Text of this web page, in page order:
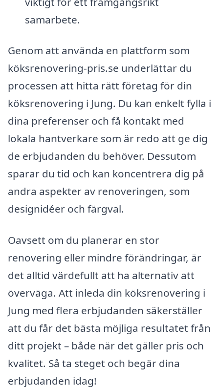
samarbete.
Genom att använda en plattform som
köksrenovering-pris.se underlättar du
processen att hitta rätt företag för din
köksrenovering i Jung. Du kan enkelt fylla i
dina preferenser och få kontakt med
lokala hantverkare som är redo att ge dig
de erbjudanden du behöver. Dessutom
sparar du tid och kan koncentrera dig på
andra aspekter av renoveringen, som
designidéer och färgval.
Oavsett om du planerar en stor
renovering eller mindre förändringar, är
det alltid värdefullt att ha alternativ att
överväga. Att inleda din köksrenovering i
Jung med flera erbjudanden säkerställer
att du får det bästa möjliga resultatet från
ditt projekt – både när det gäller pris och
kvalitet. Så ta steget och begär dina
erbjudanden idag!